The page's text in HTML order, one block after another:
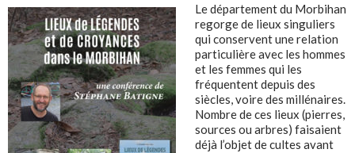
Le département du Morbihan
regorge de lieux singuliers
qui conservent une relation
particulière avec les hommes
et les femmes qui les
fréquentent depuis des
siècles, voire des millénaires.
Nombre de ces lieux (pierres,
sources ou arbres) faisaient
déjà l’objet de cultes avant